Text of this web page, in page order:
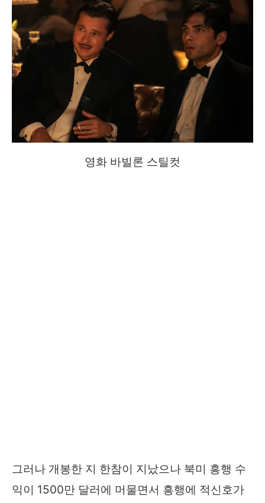
영화 바빌론 스틸컷
그러나 개봉한 지 한참이 지났으나 북미 흥행 수
익이 1500만 달러에 머물면서 흥행에 적신호가